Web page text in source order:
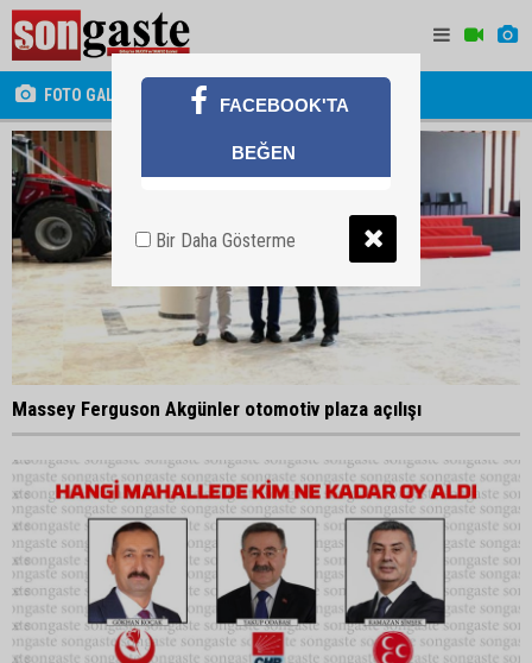
FOTO GALERİ
Massey Ferguson Akgünler otomotiv plaza açılışı
FACEBOOK'TA
BEĞEN
Bir Daha Gösterme